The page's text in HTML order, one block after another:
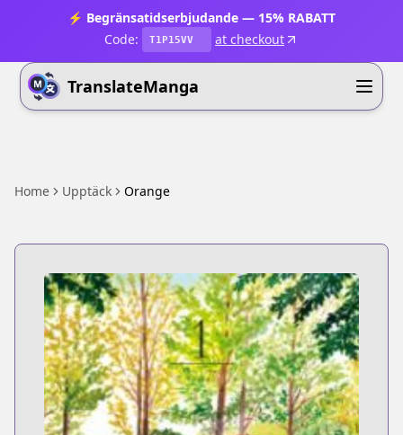
⚡ Begränsatidserbjudande — 15% RABATT
Code:
T1P15VV at checkout
TranslateManga
Home Upptäck Orange